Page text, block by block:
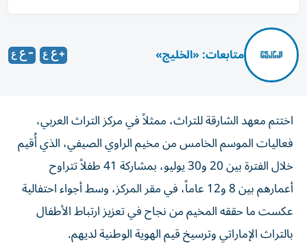
متابعات: «الخليج»
اختتم معهد الشارقة للتراث، ممثلاً في مركز التراث العربي،
فعاليات الموسم الخامس من مخيم الراوي الصيفي، الذي أُقيم
خلال الفترة بين 20 و30 يوليو، بمشاركة 41 طفلاً تتراوح
أعمارهم بين 8 و12 عاماً، في مقر المركز، وسط أجواء احتفالية
عكست ما حققه المخيم من نجاح في تعزيز ارتباط الأطفال
بالتراث الإماراتي وترسيخ قيم الهوية الوطنية لديهم.